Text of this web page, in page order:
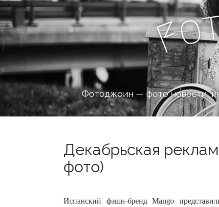
Fo
Фотоджоин — фото новости,
Декабрьская
фото)
Испанский фэшн-бренд Mango